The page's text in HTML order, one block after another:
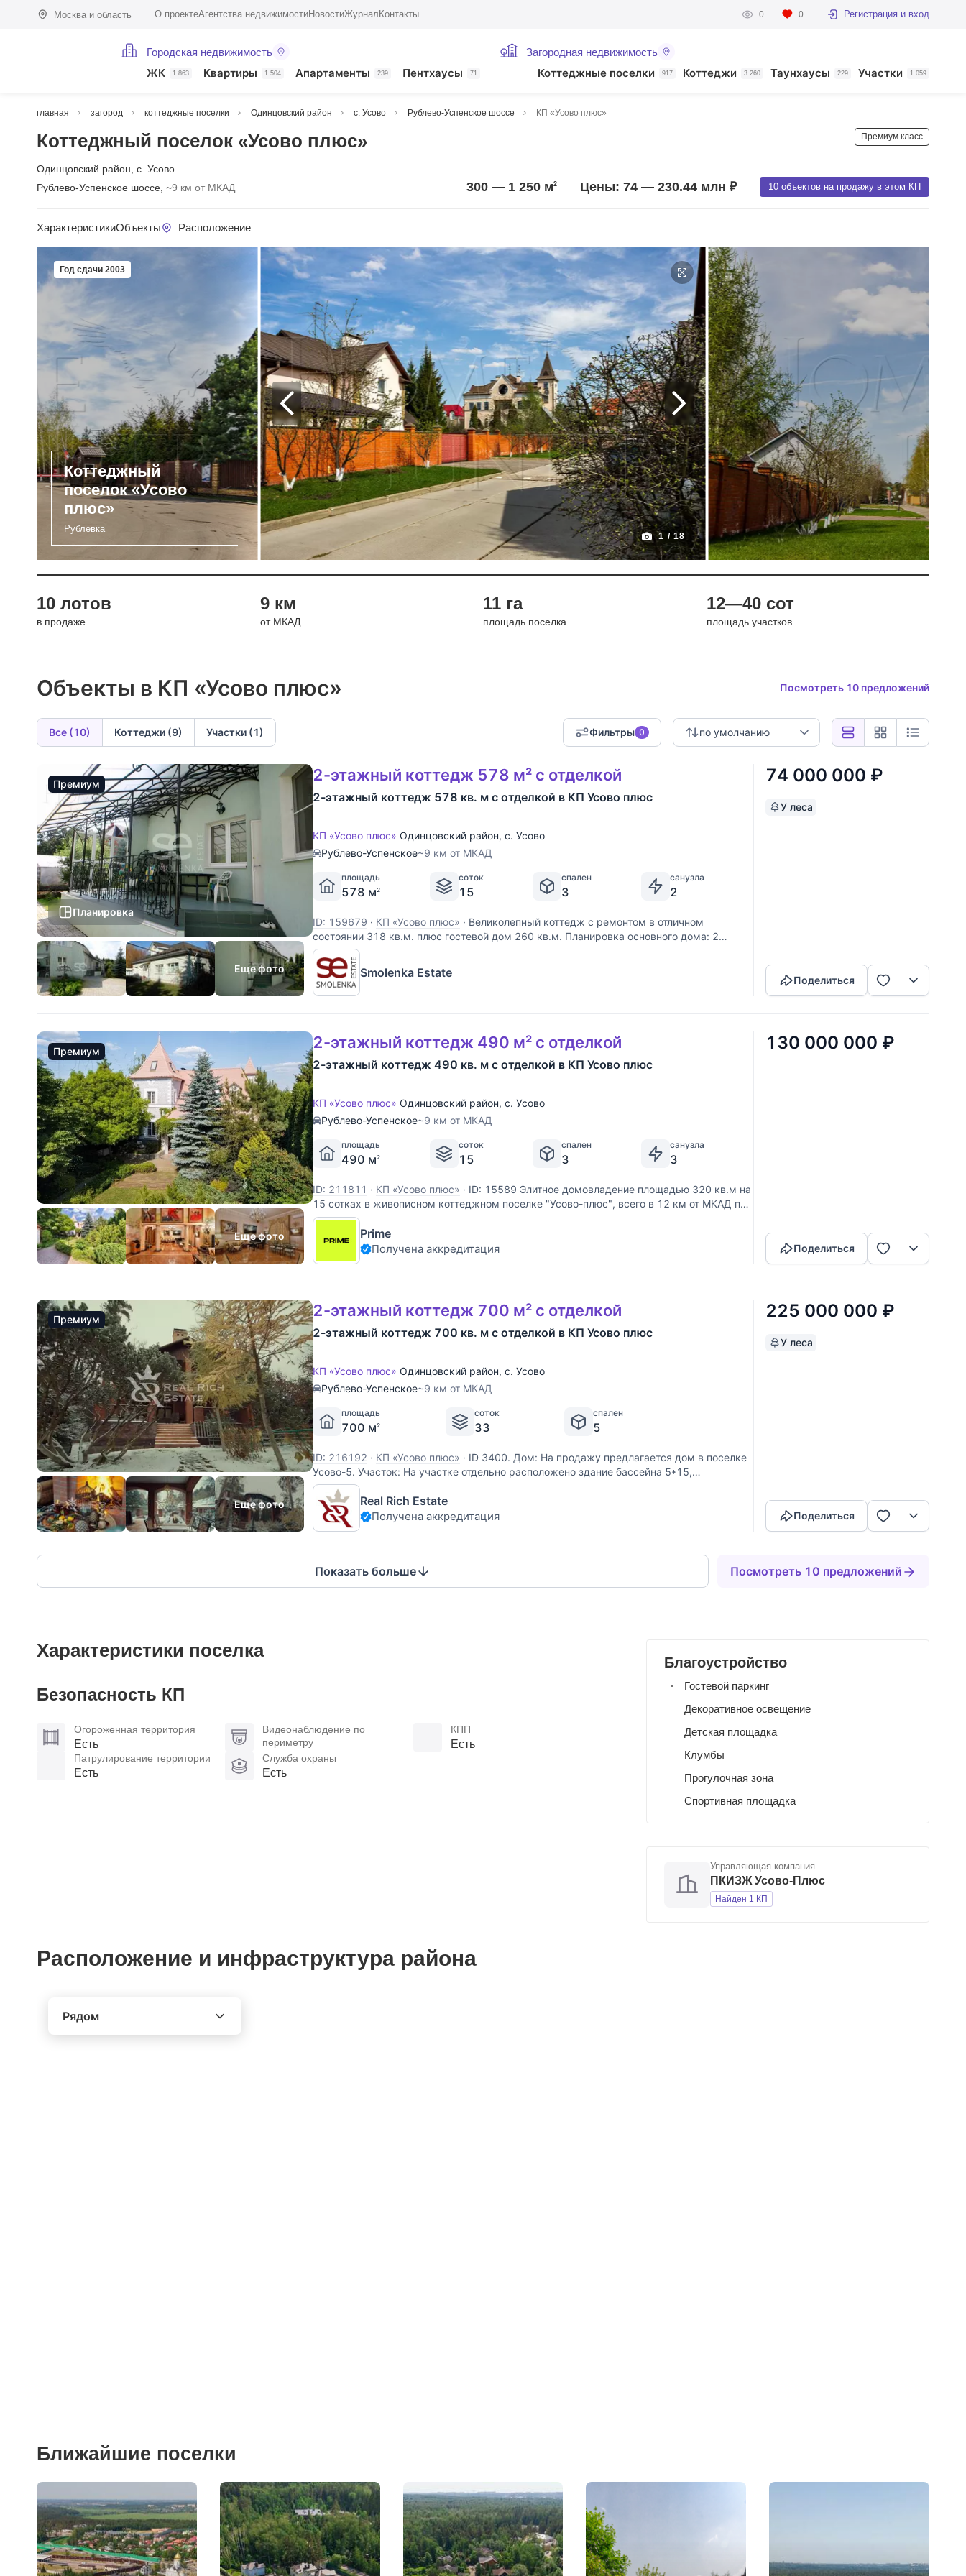
Москва и область О проектеАгентства недвижимостиНовостиЖурнал Контакты 0 0 Регистрация и вход
Городская недвижимость
ЖК 1 863 Квартиры 1 504 Апартаменты 239 Пентхаусы 71
Загородная недвижимость
Коттеджные поселки 917 Коттеджи 3 260 Таунхаусы 229 Участки 1 059
главная загород коттеджные поселки Одинцовский район с. Усово Рублево-Успенское шоссе КП «Усово плюс»
Премиум класс
Коттеджный поселок «Усово плюс»
Одинцовский район с. Усово
Рублево-Успенское шоссе, ~9 км от МКАД 10 объектов на продажу в этом КП
Цены: 74 — 230.44 млн ₽
300 — 1 250 м2
ХарактеристикиОбъекты Расположение
Год сдачи 2003
1 / 18
Коттеджный
поселок «Усово
плюс»
Рублевка
10 лотов
в продаже
9 км
от МКАД
11 га
площадь поселка
12—40 сот
площадь участков
Объекты в КП «Усово плюс» Посмотреть 10 предложений
Все (10) Коттеджи (9) Участки (1) Фильтры 0 по умолчанию
Премиум
Планировка
Еще фото
2-этажный коттедж 578 м² с отделкой
2-этажный коттедж 578 кв. м с отделкой в КП Усово плюс
КП «Усово плюс» Одинцовский район, с. Усово
Рублево-Успенское~9 км от МКАД
площадь
578 м2
соток
15
спален
3
санузла
2
ID: 159679 · КП «Усово плюс» · Великолепный коттедж с ремонтом в отличном
состоянии 318 кв.м. плюс гостевой дом 260 кв.м. Планировка основного дома: 2
спальни, кабинет, каминный и гостевой залы, 2 санузла: с душевой кабиной и ванной,
изолированная кухня, гладильная комната.
Smolenka Estate
74 000 000 ₽
У леса
Поделиться
Премиум
Еще фото
2-этажный коттедж 490 м² с отделкой
2-этажный коттедж 490 кв. м с отделкой в КП Усово плюс
КП «Усово плюс» Одинцовский район, с. Усово
Рублево-Успенское~9 км от МКАД
площадь
490 м2
соток
15
спален
3
санузла
3
ID: 211811 · КП «Усово плюс» · ID: 15589 Элитное домовладение площадью 320 кв.м на
15 сотках в живописном коттеджном поселке "Усово-плюс", всего в 12 км от МКАД по
Рублево-Успенскому шоссе. Благоустроенный ландшафт, созданный профессионалами,
добавляет дому уникальности.
Prime
Получена аккредитация
130 000 000 ₽
Поделиться
Премиум
Еще фото
2-этажный коттедж 700 м² с отделкой
2-этажный коттедж 700 кв. м с отделкой в КП Усово плюс
КП «Усово плюс» Одинцовский район, с. Усово
Рублево-Успенское~9 км от МКАД
площадь
700 м2
соток
33
спален
5
ID: 216192 · КП «Усово плюс» · ID 3400. Дом: На продажу предлагается дом в поселке
Усово-5. Участок: На участке отдельно расположено здание бассейна 5*15,
тренажерный зал, русская баня на дровах с комнатой отдыха, профессиональный
теннисный корт, гараж на 2 м/м с 3-х
Real Rich Estate
Получена аккредитация
225 000 000 ₽
У леса
Поделиться
Показать больше Посмотреть 10 предложений
Характеристики поселка
Безопасность КП
Огороженная территория
Есть
Видеонаблюдение по
периметру
КПП
Есть
Патрулирование территории
Есть
Служба охраны
Есть
Благоустройство
Гостевой паркинг
Декоративное освещение
Детская площадка
Клумбы
Прогулочная зона
Спортивная площадка
Управляющая компания
ПКИЗЖ Усово-Плюс
Найден 1 КП
Расположение и инфраструктура района
Рядом
Ближайшие поселки